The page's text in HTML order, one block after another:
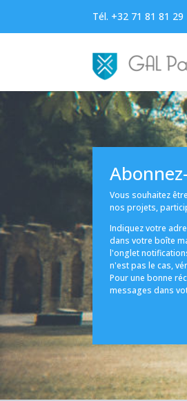
Tél. +32 71 81 81 29
Vous souhaitez
nos projets,
Indiquez votre
dans votre boîte
l'onglet
n'est pas le cas,
Pour une bonne
messages dans